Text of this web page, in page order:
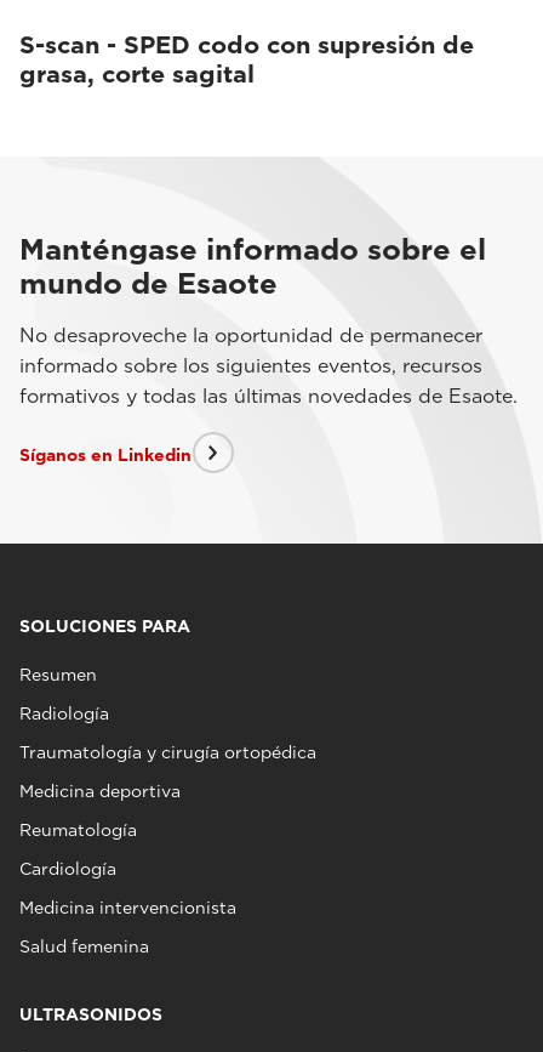
S-scan - SPED codo con supresión de
grasa, corte sagital
Manténgase informado sobre el
mundo de Esaote
No desaproveche la oportunidad de permanecer
informado sobre los siguientes eventos, recursos
formativos y todas las últimas novedades de Esaote.
Síganos en Linkedin
SOLUCIONES PARA
Resumen
Radiología
Traumatología y cirugía ortopédica
Medicina deportiva
Reumatología
Cardiología
Medicina intervencionista
Salud femenina
ULTRASONIDOS